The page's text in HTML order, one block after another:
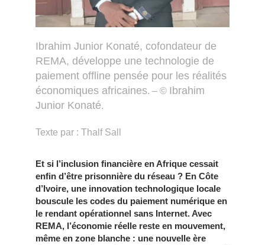
Ibrahim Junior Konaté, cofondateur de
REMA, développe une technologie de
paiement offline pensée pour les réalités
économiques africaines. – © Ibrahim
Junior Konaté.
Texte par : Thalf Sall
Et si l’inclusion financière en Afrique cessait
enfin d’être prisonnière du réseau ? En Côte
d’Ivoire, une innovation technologique locale
bouscule les codes du paiement numérique en
le rendant opérationnel sans Internet. Avec
REMA, l’économie réelle reste en mouvement,
même en zone blanche : une nouvelle ère